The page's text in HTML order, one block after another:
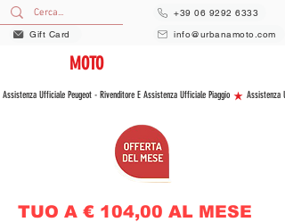
Gift Card
+39 06 9292 6333
info@urbanamoto.com
MOTO
Assistenza Ufficiale Peugeot - Rivenditore E Assistenza Ufficiale Piaggio
TUO A € 104,00 AL MESE